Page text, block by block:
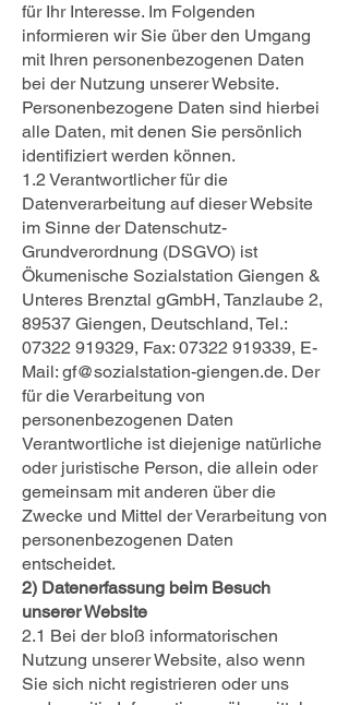
für Ihr Interesse. Im Folgenden
informieren wir Sie über den Umgang
mit Ihren personenbezogenen Daten
bei der Nutzung unserer Website.
Personenbezogene Daten sind hierbei
alle Daten, mit denen Sie persönlich
identifiziert werden können.
1.2 Verantwortlicher für die
Datenverarbeitung auf dieser Website
im Sinne der Datenschutz-
Grundverordnung (DSGVO) ist
Ökumenische Sozialstation Giengen &
Unteres Brenztal gGmbH, Tanzlaube 2,
89537 Giengen, Deutschland, Tel.:
07322 919329, Fax: 07322 919339, E-
Mail: gf@sozialstation-giengen.de. Der
für die Verarbeitung von
personenbezogenen Daten
Verantwortliche ist diejenige natürliche
oder juristische Person, die allein oder
gemeinsam mit anderen über die
Zwecke und Mittel der Verarbeitung von
personenbezogenen Daten
entscheidet.
2) Datenerfassung beim Besuch
unserer Website
2.1 Bei der bloß informatorischen
Nutzung unserer Website, also wenn
Sie sich nicht registrieren oder uns